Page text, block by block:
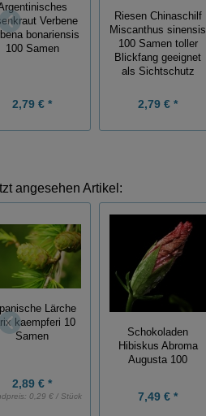
Verbene
bonariensis
100 Samen
2,79 € *
Riesen Chinaschilf
Miscanthus sinensis
100 Samen toller
Blickfang geeignet
als Sichtschutz
2,79 € *
angesehen Artikel:
Lärche
kaempferi 10
Samen
2,89 € *
0,29 € / Stück
Schokoladen
Hibiskus Abroma
Augusta 100
7,49 € *